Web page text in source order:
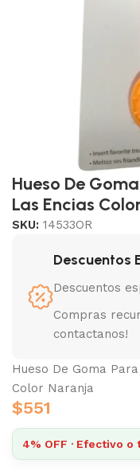
Hueso De
Las Encias
SKU: 14533OR
Descuentos
Descuentos
Compras
contactanos!
Hueso De Goma
Color Naranja
$551
4% OFF · Efectivo